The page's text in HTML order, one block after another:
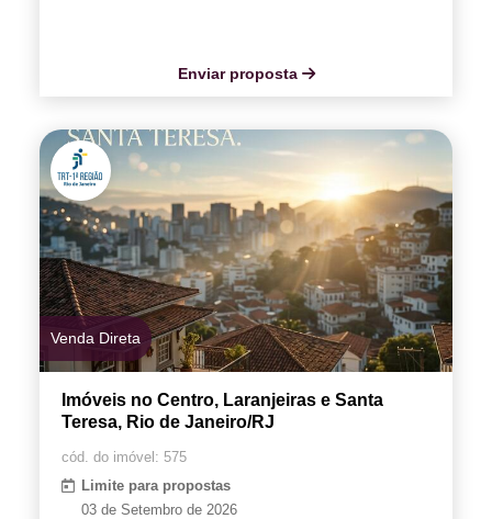
Enviar proposta
Venda Direta
Imóveis no Centro, Laranjeiras e Santa
Teresa, Rio de Janeiro/RJ
cód. do imóvel: 575
Limite para propostas
03 de Setembro de 2026